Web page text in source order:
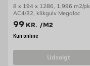
8 x 194 x 1286, 1,996 m2/pk.,
AC4/32, klikgulv Megaloc
Pris 99 kr. /m2
99 KR. /M2
Kun online
udsolgt